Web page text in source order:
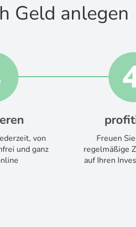
Geld anlegen
von
und ganz
Freuen
regelmäßige
auf Ihren